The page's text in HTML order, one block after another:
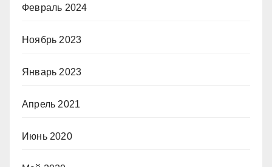
Февраль 2024
Ноябрь 2023
Январь 2023
Апрель 2021
Июнь 2020